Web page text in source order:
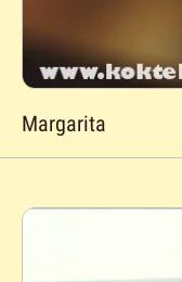
Margarita